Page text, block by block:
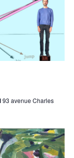
93 avenue Charles